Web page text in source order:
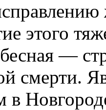
этого
—
смерти.
в